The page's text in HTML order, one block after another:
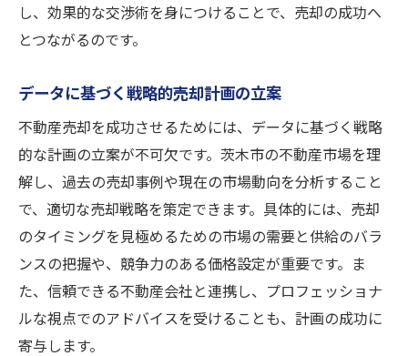
し、効果的な交渉術を身につけることで、売却の成功へ
とつながるのです。
データに基づく戦略的売却計画の立案
不動産売却を成功させるためには、データに基づく戦略
的な計画の立案が不可欠です。茨木市の不動産市場を理
解し、過去の売却事例や現在の市場動向を分析すること
で、適切な売却戦略を策定できます。具体的には、売却
のタイミングを見極めるための市場の需要と供給のバラ
ンスの把握や、競争力のある価格設定が重要です。ま
た、信頼できる不動産会社と連携し、プロフェッショナ
ルな視点でのアドバイスを受けることも、計画の成功に
寄与します。